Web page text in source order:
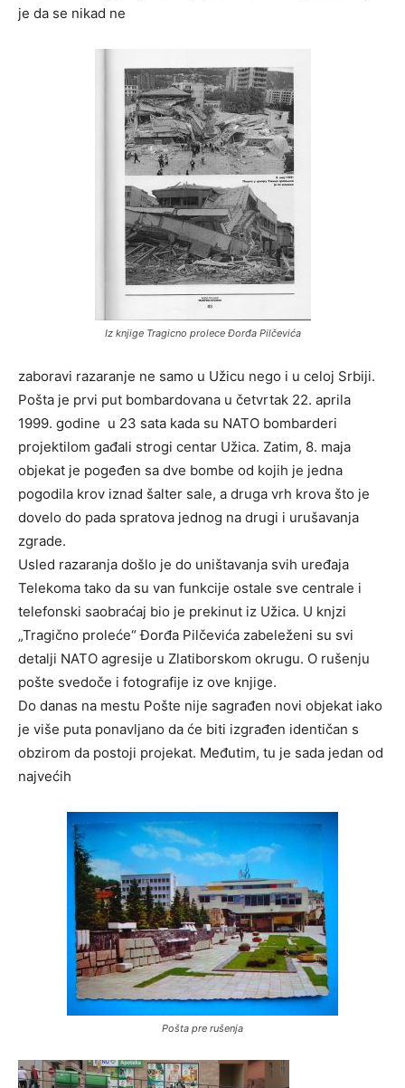
je da se nikad ne
Iz knjige Tragicno prolece Đorđa Pilčevića
zaboravi razaranje ne samo u Užicu nego i u celoj Srbiji.
Pošta je prvi put bombardovana u četvrtak 22. aprila
1999. godine u 23 sata kada su NATO bombarderi
projektilom gađali strogi centar Užica. Zatim, 8. maja
objekat je pogeđen sa dve bombe od kojih je jedna
pogodila krov iznad šalter sale, a druga vrh krova što je
dovelo do pada spratova jednog na drugi i urušavanja
zgrade.
Usled razaranja došlo je do uništavanja svih uređaja
Telekoma tako da su van funkcije ostale sve centrale i
telefonski saobraćaj bio je prekinut iz Užica. U knjzi
„Tragično proleće“ Đorđa Pilčevića zabeleženi su svi
detalji NATO agresije u Zlatiborskom okrugu. O rušenju
pošte svedoče i fotografije iz ove knjige.
Do danas na mestu Pošte nije sagrađen novi objekat iako
je više puta ponavljano da će biti izgrađen identičan s
obzirom da postoji projekat. Međutim, tu je sada jedan od
najvećih
Pošta pre rušenja